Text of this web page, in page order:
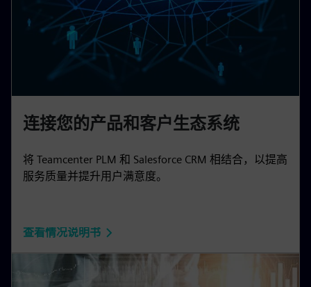
连接您的产品和客户生态系统
将 Teamcenter PLM 和 Salesforce CRM 相结合，以提高
服务质量并提升用户满意度。
查看情况说明书